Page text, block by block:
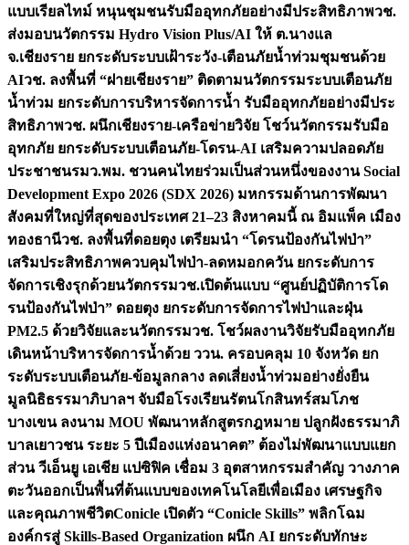
แบบเรียลไทม์ หนุนชุมชนรับมืออุทกภัยอย่างมีประสิทธิภาพวช.
ส่งมอบนวัตกรรม Hydro Vision Plus/AI ให้ ต.นางแล
จ.เชียงราย ยกระดับระบบเฝ้าระวัง-เตือนภัยน้ำท่วมชุมชนด้วย
AIวช. ลงพื้นที่ “ฝายเชียงราย” ติดตามนวัตกรรมระบบเตือนภัย
น้ำท่วม ยกระดับการบริหารจัดการน้ำ รับมืออุทกภัยอย่างมีประ
สิทธิภาพวช. ผนึกเชียงราย-เครือข่ายวิจัย โชว์นวัตกรรมรับมือ
อุทกภัย ยกระดับระบบเตือนภัย-โดรน-AI เสริมความปลอดภัย
ประชาชนรมว.พม. ชวนคนไทยร่วมเป็นส่วนหนึ่งของงาน Social
Development Expo 2026 (SDX 2026) มหกรรมด้านการพัฒนา
สังคมที่ใหญ่ที่สุดของประเทศ 21–23 สิงหาคมนี้ ณ อิมแพ็ค เมือง
ทองธานีวช. ลงพื้นที่ดอยตุง เตรียมนำ “โดรนป้องกันไฟป่า”
เสริมประสิทธิภาพควบคุมไฟป่า-ลดหมอกควัน ยกระดับการ
จัดการเชิงรุกด้วยนวัตกรรมวช.เปิดต้นแบบ “ศูนย์ปฏิบัติการโด
รนป้องกันไฟป่า” ดอยตุง ยกระดับการจัดการไฟป่าและฝุ่น
PM2.5 ด้วยวิจัยและนวัตกรรมวช. โชว์ผลงานวิจัยรับมืออุทกภัย
เดินหน้าบริหารจัดการน้ำด้วย ววน. ครอบคลุม 10 จังหวัด ยก
ระดับระบบเตือนภัย-ข้อมูลกลาง ลดเสี่ยงน้ำท่วมอย่างยั่งยืน
มูลนิธิธรรมาภิบาลฯ จับมือโรงเรียนรัตนโกสินทร์สมโภช
บางเขน ลงนาม MOU พัฒนาหลักสูตรกฎหมาย ปลูกฝังธรรมาภิ
บาลเยาวชน ระยะ 5 ปีเมืองแห่งอนาคต” ต้องไม่พัฒนาแบบแยก
ส่วน วีเอ็นยู เอเชีย แปซิฟิค เชื่อม 3 อุตสาหกรรมสำคัญ วางภาค
ตะวันออกเป็นพื้นที่ต้นแบบของเทคโนโลยีเพื่อเมือง เศรษฐกิจ
และคุณภาพชีวิตConicle เปิดตัว “Conicle Skills” พลิกโฉม
องค์กรสู่ Skills-Based Organization ผนึก AI ยกระดับทักษะ